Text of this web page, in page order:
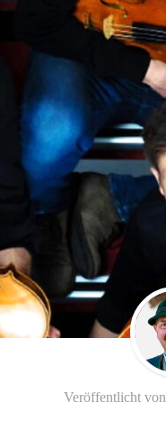
Veröffentlicht von